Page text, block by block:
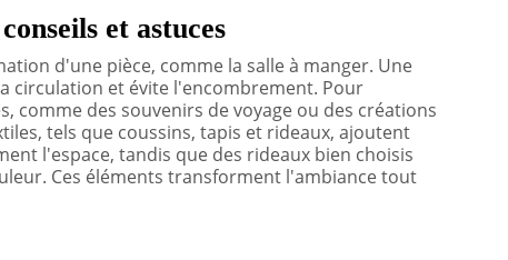
et astuces
d'une pièce, comme la salle à manger. Une
circulation et évite l'encombrement. Pour
comme des souvenirs de voyage ou des créations
tels que coussins, tapis et rideaux, ajoutent
l'espace, tandis que des rideaux bien choisis
Ces éléments transforment l'ambiance tout